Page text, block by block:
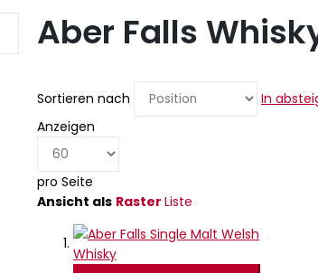
Aber Falls
Sortieren nach
In
Anzeigen
pro Seite
Ansicht als Raster Liste